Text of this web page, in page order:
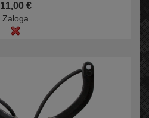
11,00 €
Zaloga